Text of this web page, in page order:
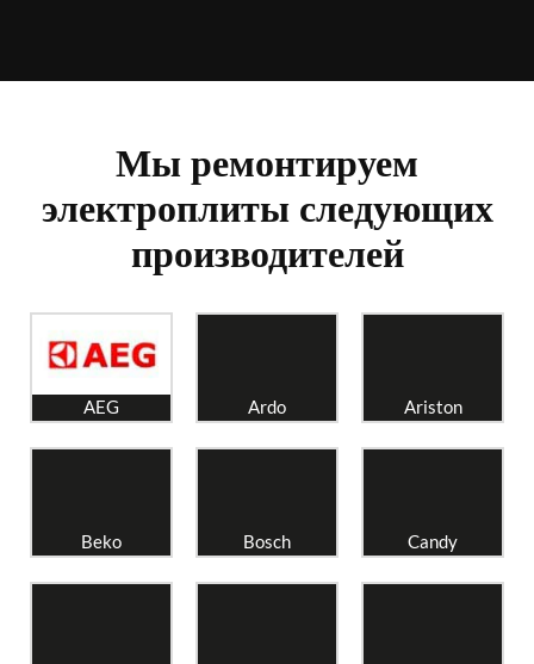
Мы ремонтируем
электроплиты следующих
производителей
AEG Ardo Ariston
Beko Bosch Candy